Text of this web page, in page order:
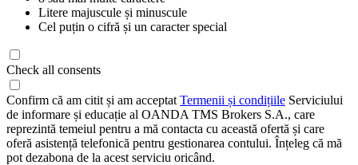
Litere majuscule și minuscule
Cel puțin o cifră și un caracter special
Check all consents
Confirm că am citit și am acceptat Termenii și condițiile Serviciului
de informare și educație al OANDA TMS Brokers S.A., care
reprezintă temeiul pentru a mă contacta cu această ofertă și care
oferă asistență telefonică pentru gestionarea contului. Înțeleg că mă
pot dezabona de la acest serviciu oricând.